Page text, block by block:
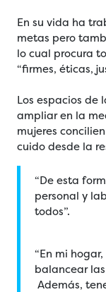
En su vida ha
metas pero
lo cual procura
“firmes, éticas,
Los espacios de
ampliar en la
mujeres
cuido desde la
“De esta
personal y
todos”.
“En mi
balancear
Además,